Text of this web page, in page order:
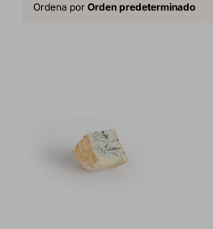
Ordena por Orden predeterminado